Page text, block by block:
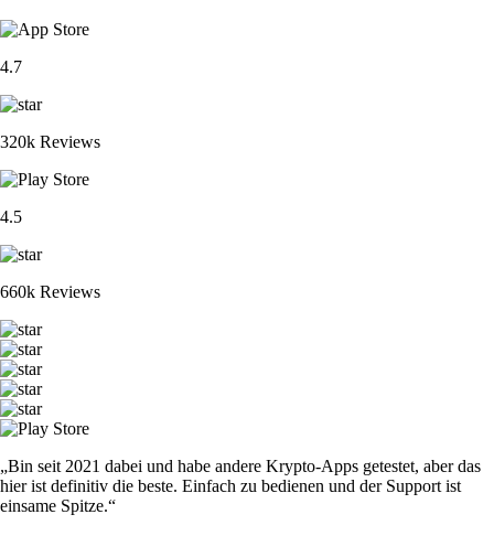
4.7
320k Reviews
4.5
660k Reviews
„Bin seit 2021 dabei und habe andere Krypto-Apps getestet, aber das
hier ist definitiv die beste. Einfach zu bedienen und der Support ist
einsame Spitze.“